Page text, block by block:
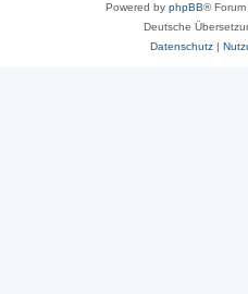
Powered by phpBB®
Deutsche
Datenschutz|